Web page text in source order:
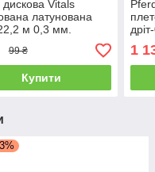
дискова Vitals
латунована
м 0,3 мм.
з КШМ
99 ₴
Купити
1